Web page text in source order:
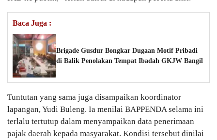
Baca Juga :
Brigade Gusdur Bongkar Dugaan Motif Pribadi
di Balik Penolakan Tempat Ibadah GKJW Bangil
Tuntutan yang sama juga disampaikan koordinator
lapangan, Yudi Buleng. Ia menilai BAPPENDA selama ini
terlalu tertutup dalam menyampaikan data penerimaan
pajak daerah kepada masyarakat. Kondisi tersebut dinilai